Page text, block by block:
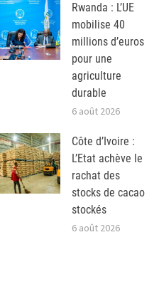
Rwanda : L’UE
mobilise 40
millions d’euros
pour une
agriculture
durable
6 août 2026
Côte d’Ivoire :
L’Etat achève le
rachat des
stocks de cacao
stockés
6 août 2026